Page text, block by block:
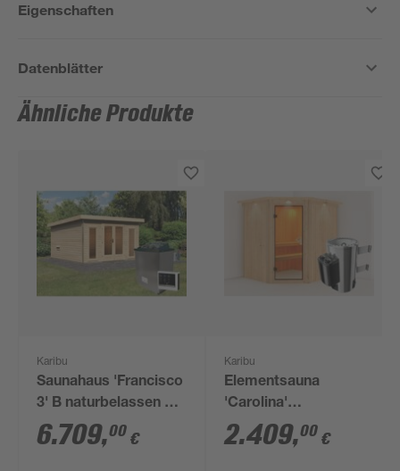
Eigenschaften
Datenblätter
Ähnliche Produkte
Karibu
Saunahaus 'Francisco
3' B naturbelassen 9
kW Ofen externe
Steuerung 369 x 369 x
6.709,00 €
Karibu
Elementsauna
'Carolina'
naturbelassen mit
Kranz und bronzierter
2.409,00 €